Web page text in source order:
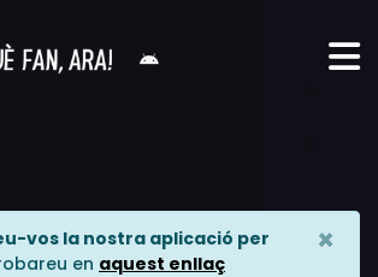
vos la nostra aplicació per
en aquest enllaç
×